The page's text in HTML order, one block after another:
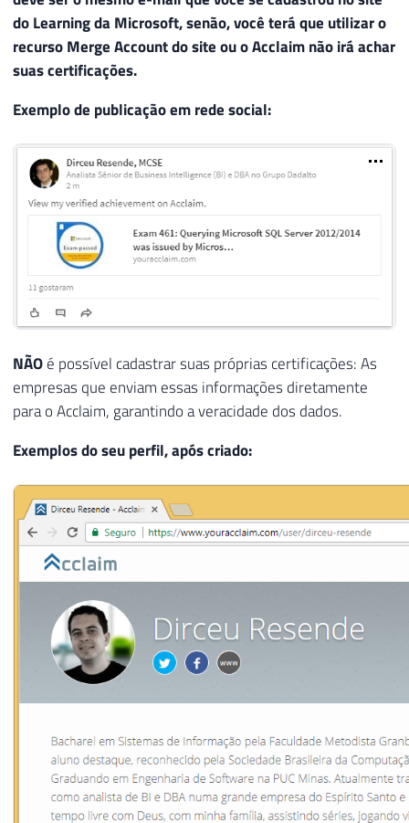
do Learning da Microsoft, senão, você terá que utilizar o
recurso Merge Account do site ou o Acclaim não irá achar
suas certificações.
Exemplo de publicação em rede social:
NÃOé possível cadastrar suas próprias certificações: As
empresas que enviam essas informações diretamente
para o Acclaim, garantindo a veracidade dos dados.
Exemplos do seu perfil, após criado: